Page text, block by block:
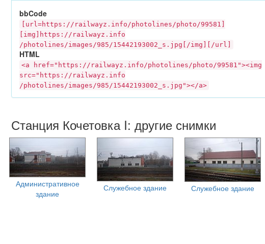
bbCode
[url=https:// railwayz.info /photolines/photo/99581]
[img]https:// railwayz.info
/photolines/images/985/15442193002_s.jpg[/img][/url]
HTML
<a href="https:// railwayz.info /photolines/photo/99581"><img
src="https:// railwayz.info
/photolines/images/985/15442193002_s.jpg"></a>
Станция Кочетовка I: другие снимки
Административное
здание
Служебное здание Служебное здание